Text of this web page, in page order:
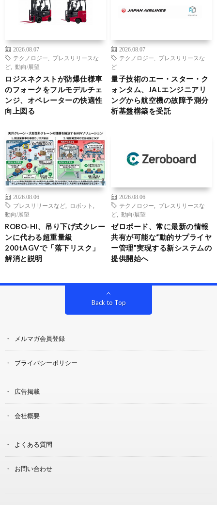
2026.08.07
テクノロジー
プレスリリースな
ど
動向/展望
ロジスネクストが防爆仕様車
のフォークをフルモデルチェ
ンジ、オペレーターの快適性
向上図る
2026.08.07
テクノロジー
プレスリリースな
ど
量子技術のエー・スター・ク
ォンタム、JALエンジニアリ
ングから航空機の故障予測分
析基盤構築を受託
2026.08.06
プレスリリースなど
ロボット
動向/展望
ROBO-HI、吊り下げ式クレー
ンに代わる超重量級
200tAGVで「落下リスク」
解消と説明
2026.08.06
テクノロジー
プレスリリースな
ど
動向/展望
ゼロボード、常に最新の情報
共有が可能な“動的サプライヤ
ー管理”実現する新システムの
提供開始へ
Back to Top
メルマガ会員登録
プライバシーポリシー
広告掲載
会社概要
よくある質問
お問い合わせ